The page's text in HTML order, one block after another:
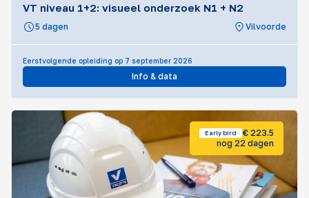
VT niveau 1+2: visueel onderzoek N1 + N2
5 dagen Vilvoorde
Eerstvolgende opleiding op 7 september 2026
Info & data
Early bird
€ 223.5
nog 22 dagen